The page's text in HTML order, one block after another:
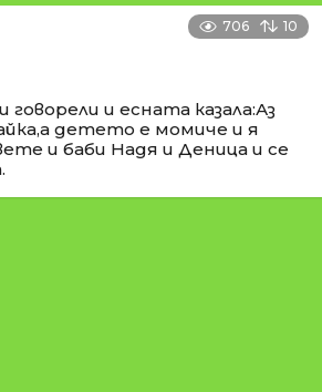
706 10
говорели и есната казала:Аз
детето е момиче и я
и баби Надя и Деница и се